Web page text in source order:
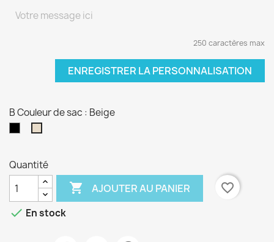
250 caractères max
ENREGISTRER LA PERSONNALISATION
B Couleur de sac : Beige
Quantité
 AJOUTER AU PANIER
favorite_border
 En stock